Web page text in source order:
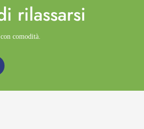
rilassarsi
comodità.